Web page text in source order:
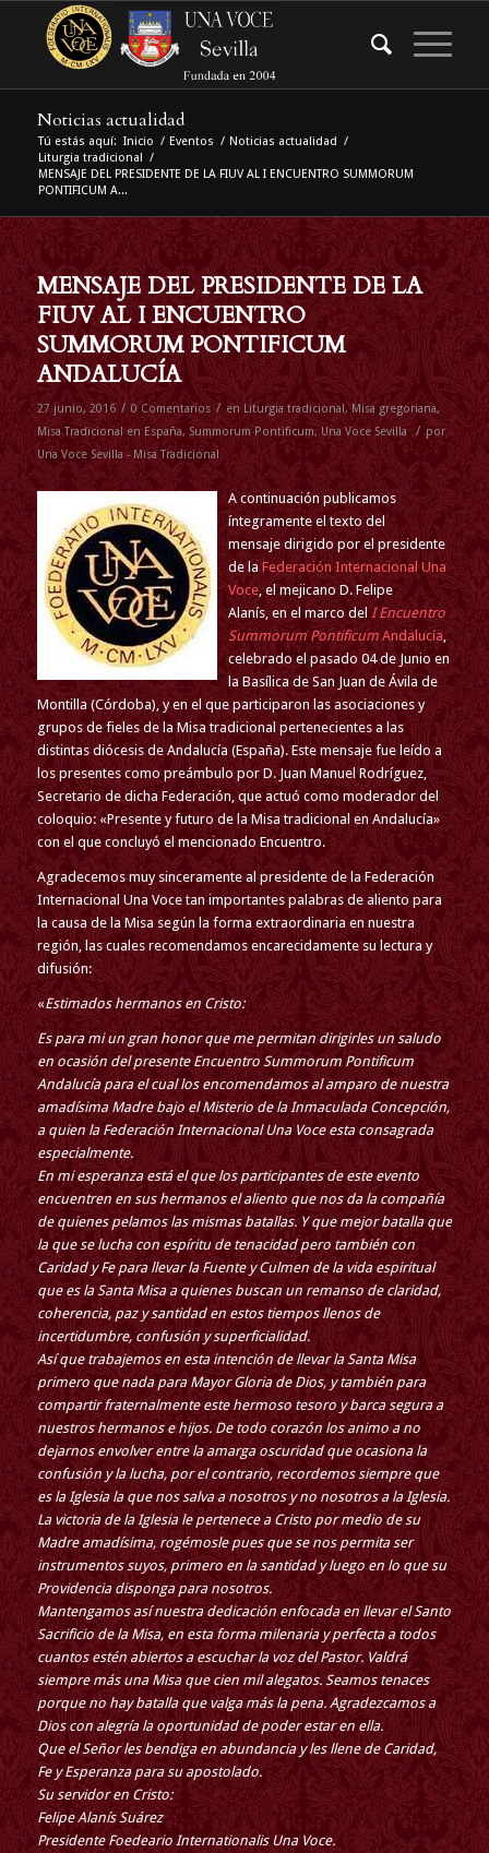
Noticias actualidad
Tú estás aquí: Inicio / Eventos / Noticias actualidad /
Liturgia tradicional /
MENSAJE DEL PRESIDENTE DE LA FIUV AL I ENCUENTRO SUMMORUM
PONTIFICUM A...
MENSAJE DEL PRESIDENTE DE LA
FIUV AL I ENCUENTRO
SUMMORUM PONTIFICUM
ANDALUCÍA
27 junio, 2016 / 0 Comentarios / en Liturgia tradicional, Misa gregoriana,
Misa Tradicional en España, Summorum Pontificum, Una Voce Sevilla / por
Una Voce Sevilla - Misa Tradicional
A continuación publicamos
íntegramente el texto del
mensaje dirigido por el presidente
de laFederación Internacional Una
Voce, el mejicano D. Felipe
Alanís, en el marco del I Encuentro
Summorum PontificumAndalucía,
celebrado el pasado 04 de Junio en
la Basílica de San Juan de Ávila de
Montilla (Córdoba), y en el que participaron las asociaciones y
grupos de fieles de la Misa tradicional pertenecientes a las
distintas diócesis de Andalucía (España). Este mensaje fue leído a
los presentes como preámbulo por D. Juan Manuel Rodríguez,
Secretario de dicha Federación, que actuó como moderador del
coloquio: «Presente y futuro de la Misa tradicional en Andalucía»
con el que concluyó el mencionado Encuentro.
Agradecemos muy sinceramente al presidente de la Federación
Internacional Una Voce tan importantes palabras de aliento para
la causa de la Misa según la forma extraordinaria en nuestra
región, las cuales recomendamos encarecidamente su lectura y
difusión:
«Estimados hermanos en Cristo:
Es para mi un gran honor que me permitan dirigirles un saludo
en ocasión del presente Encuentro Summorum Pontificum
Andalucía para el cual los encomendamos al amparo de nuestra
amadísima Madre bajo el Misterio de la Inmaculada Concepción,
a quien la Federación Internacional Una Voce esta consagrada
especialmente.
En mi esperanza está el que los participantes de este evento
encuentren en sus hermanos el aliento que nos da la compañía
de quienes pelamos las mismas batallas. Y que mejor batalla que
la que se lucha con espíritu de tenacidad pero también con
Caridad y Fe para llevar la Fuente y Culmen de la vida espiritual
que es la Santa Misa a quienes buscan un remanso de claridad,
coherencia, paz y santidad en estos tiempos llenos de
incertidumbre, confusión y superficialidad.
Así que trabajemos en esta intención de llevar la Santa Misa
primero que nada para Mayor Gloria de Dios, y también para
compartir fraternalmente este hermoso tesoro y barca segura a
nuestros hermanos e hijos. De todo corazón los animo a no
dejarnos envolver entre la amarga oscuridad que ocasiona la
confusión y la lucha, por el contrario, recordemos siempre que
es la Iglesia la que nos salva a nosotros y no nosotros a la Iglesia.
La victoria de la Iglesia le pertenece a Cristo por medio de su
Madre amadísima, rogémosle pues que se nos permita ser
instrumentos suyos, primero en la santidad y luego en lo que su
Providencia disponga para nosotros.
Mantengamos así nuestra dedicación enfocada en llevar el Santo
Sacrificio de la Misa, en esta forma milenaria y perfecta a todos
cuantos estén abiertos a escuchar la voz del Pastor. Valdrá
siempre más una Misa que cien mil alegatos. Seamos tenaces
porque no hay batalla que valga más la pena. Agradezcamos a
Dios con alegría la oportunidad de poder estar en ella.
Que el Señor les bendiga en abundancia y les llene de Caridad,
Fe y Esperanza para su apostolado.
Su servidor en Cristo:
Felipe Alanís Suárez
Presidente Foedeario Internationalis Una Voce.